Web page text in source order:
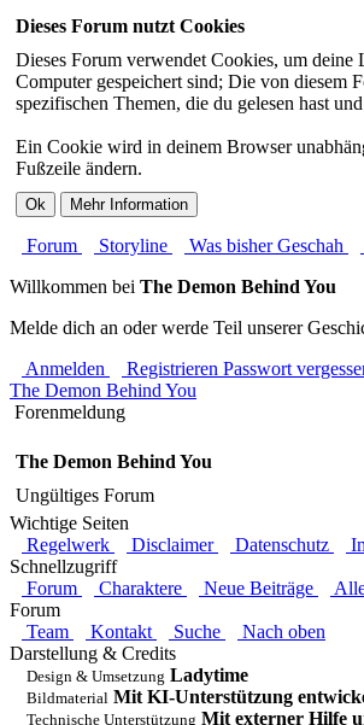
Dieses Forum nutzt Cookies
Dieses Forum verwendet Cookies, um
Computer gespeichert sind; Die von diesem
spezifischen Themen, die du gelesen hast
Ein Cookie wird in deinem Browser
Fußzeile ändern.
Forum Storyline Was bisher Geschah
Willkommen bei The Demon Behind You
Melde dich an oder werde Teil unserer
Anmelden
Registrieren Passwort
The Demon Behind You
Forenmeldung
The Demon Behind You
Ungültiges Forum
Wichtige Seiten
Regelwerk
Disclaimer Datenschutz
Schnellzugriff
Forum
Charaktere Neue Beiträge
Forum
Team
Kontakt Suche
Nach oben
Darstellung & Credits
Design & Umsetzung Ladytime
Bildmaterial Mit KI-Unterstützung
Technische Unterstützung Mit externer Hilfe